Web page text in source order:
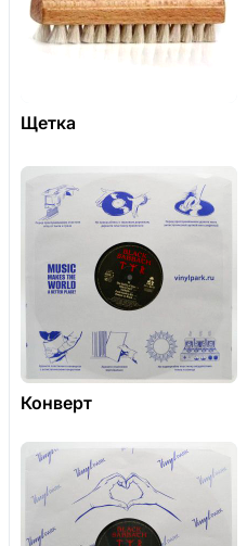
Щетка
Конверт